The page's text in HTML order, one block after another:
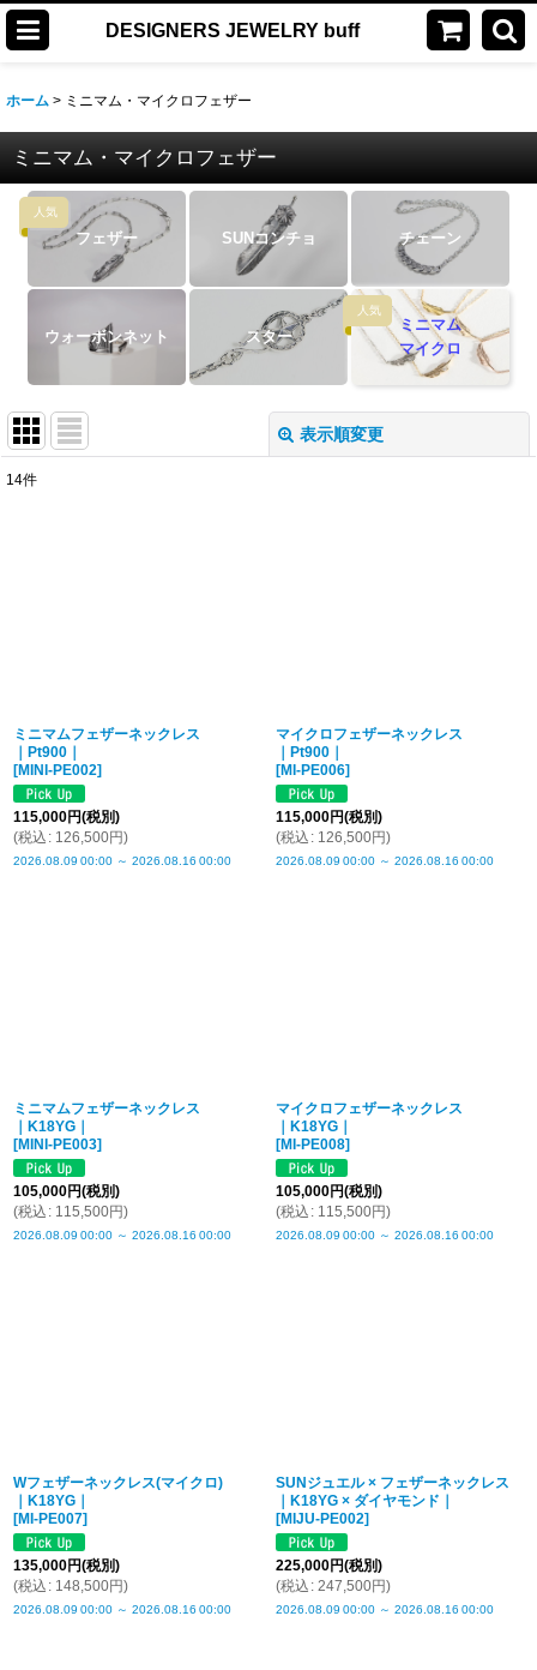
DESIGNERS JEWELRY buff
ホーム > ミニマム・マイクロフェザー
ミニマム・マイクロフェザー
人気
フェザー SUNコンチョ チェーン
ウォーボンネット スター
人気
ミニマム
マイクロ
表示順変更
14件
ミニマムフェザーネックレス
｜Pt900｜
[MINI-PE002]
115,000円(税別)
(税込 : 126,500円)
2026.08.09 00:00 ～ 2026.08.16 00:00
マイクロフェザーネックレス
｜Pt900｜
[MI-PE006]
115,000円(税別)
(税込 : 126,500円)
2026.08.09 00:00 ～ 2026.08.16 00:00
ミニマムフェザーネックレス
｜K18YG｜
[MINI-PE003]
105,000円(税別)
(税込 : 115,500円)
2026.08.09 00:00 ～ 2026.08.16 00:00
マイクロフェザーネックレス
｜K18YG｜
[MI-PE008]
105,000円(税別)
(税込 : 115,500円)
2026.08.09 00:00 ～ 2026.08.16 00:00
Wフェザーネックレス(マイクロ)
｜K18YG｜
[MI-PE007]
135,000円(税別)
(税込 : 148,500円)
2026.08.09 00:00 ～ 2026.08.16 00:00
SUNジュエル × フェザーネックレス
｜K18YG × ダイヤモンド｜
[MIJU-PE002]
225,000円(税別)
(税込 : 247,500円)
2026.08.09 00:00 ～ 2026.08.16 00:00